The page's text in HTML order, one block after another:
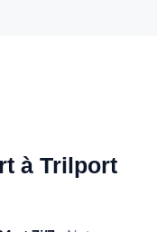
à Trilport